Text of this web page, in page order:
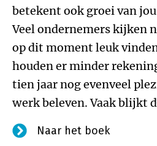
betekent ook groei van
Veel ondernemers kijken
op dit moment leuk
houden er minder
tien jaar nog evenveel
werk beleven. Vaak blijkt
Naar het boek